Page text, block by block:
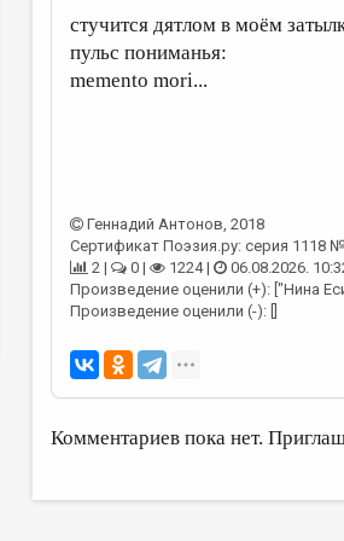
стучится дятлом в моём
пульс пониманья:
memento mori...
Геннадий Антонов, 2018
Сертификат Поэзия.ру: серия 1118
2 |
0 | 1224 |
06.08.2026.
Произведение оценили (+): ["Нина
Произведение оценили (-): []
Комментариев пока нет.